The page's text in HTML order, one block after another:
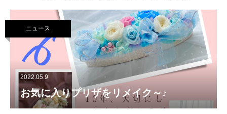
ニュース
2022.05.9
お気に入りプリザをリメイク～♪